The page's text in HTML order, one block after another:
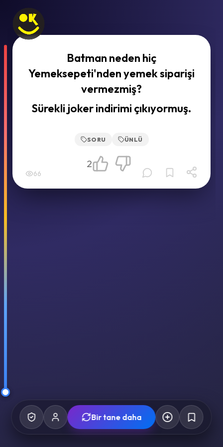
Batman neden hiç
Yemeksepeti'nden yemek siparişi
vermezmiş?
Sürekli joker indirimi çıkıyormuş.
SORU ÜNLÜ
66
2
Bir tane daha